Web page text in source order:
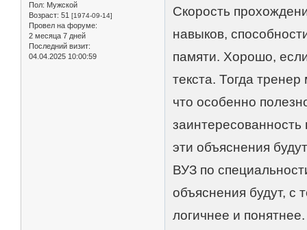
Пол: Мужской
Возраст: 51 [1974-09-14]
Провел на форуме:
2 месяца 7 дней
Последний визит:
04.04.2025 10:00:59
Скорость
навыков,
памяти. Хорошо,
текста. Тогда
что особенно
эти объяснения
ВУЗ по
объяснения будут, с
логичнее и понятнее.